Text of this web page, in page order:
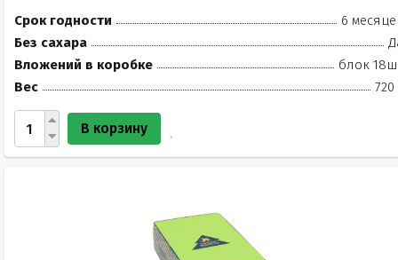
Срок годности
6
Без сахара
Вложений в коробке
блок
Вес
720
В корзину